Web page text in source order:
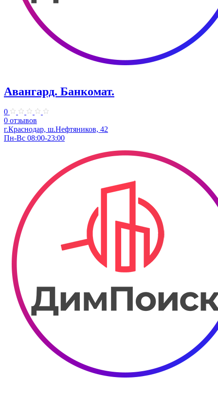
Авангард. Банкомат.
0
0 отзывов
г.Краснодар, ш.Нефтяников, 42
Пн-Вс 08:00-23:00